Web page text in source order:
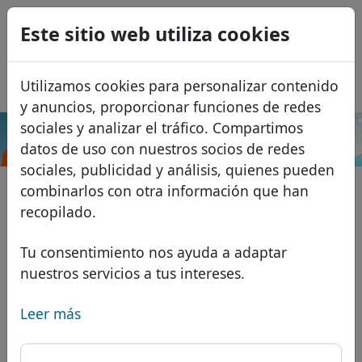
Este sitio web utiliza cookies
Utilizamos cookies para personalizar contenido
y anuncios, proporcionar funciones de redes
sociales y analizar el tráfico. Compartimos
datos de uso con nuestros socios de redes
sociales, publicidad y análisis, quienes pueden
combinarlos con otra información que han
recopilado.
Tu consentimiento nos ayuda a adaptar
nuestros servicios a tus intereses.
Leer más
Dominios
Base de datos de dominios
Dominios africanos
Dominios asiáticos
Dominios europeos
Dominios de Oriente Medio
Dominios norteamericanos
Lista de precios
Descuentos
Transferir
Buscar
Servicios
Protección de ID
Alojamiento DNS
WHOIS
USD
EUR
GBP
Français
Italiano
Português
Română
Eesti
.storage Buscar